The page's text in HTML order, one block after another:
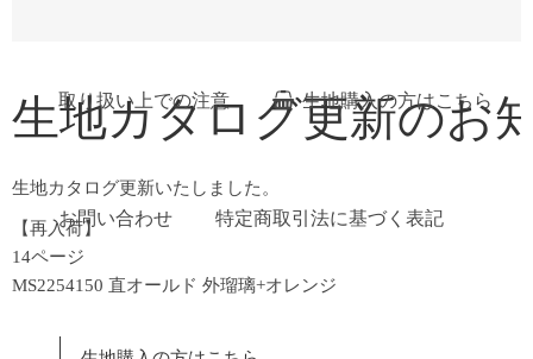
取り扱い上での注意 生地購入の方はこちら
お問い合わせ 特定商取引法に基づく表記
生地カタログ更新のお
生地カタログ更新いたしました。
【再入荷】
14ページ
MS2254150 直オールド 外瑠璃+オレンジ